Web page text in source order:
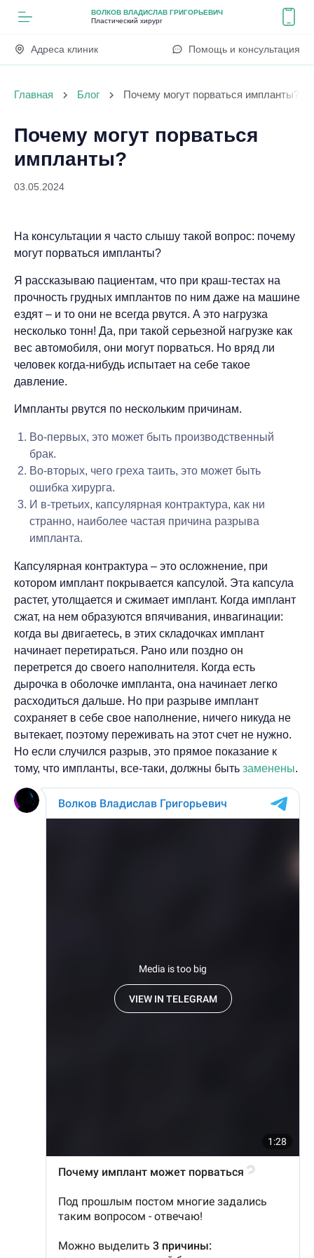
ВОЛКОВ ВЛАДИСЛАВ ГРИГОРЬЕВИЧ
Пластический хирург
Адреса клиник Помощь и консультация
Главная Блог Почему могут порваться импланты?
Почему могут порваться
импланты?
03.05.2024
На консультации я часто слышу такой вопрос: почему
могут порваться импланты?
Я рассказываю пациентам, что при краш-тестах на
прочность грудных имплантов по ним даже на машине
ездят – и то они не всегда рвутся. А это нагрузка
несколько тонн! Да, при такой серьезной нагрузке как
вес автомобиля, они могут порваться. Но вряд ли
человек когда-нибудь испытает на себе такое
давление.
Импланты рвутся по нескольким причинам.
Во-первых, это может быть производственный
брак.
Во-вторых, чего греха таить, это может быть
ошибка хирурга.
И в-третьих, капсулярная контрактура, как ни
странно, наиболее частая причина разрыва
импланта.
Капсулярная контрактура – это осложнение, при
котором имплант покрывается капсулой. Эта капсула
растет, утолщается и сжимает имплант. Когда имплант
сжат, на нем образуются впячивания, инвагинации:
когда вы двигаетесь, в этих складочках имплант
начинает перетираться. Рано или поздно он
перетрется до своего наполнителя. Когда есть
дырочка в оболочке импланта, она начинает легко
расходиться дальше. Но при разрыве имплант
сохраняет в себе свое наполнение, ничего никуда не
вытекает, поэтому переживать на этот счет не нужно.
Но если случился разрыв, это прямое показание к
тому, что импланты, все-таки, должны быть заменены.